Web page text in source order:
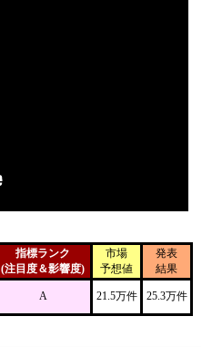
指標ランク
(注目度＆影響度)
市場
予想値
発表
結果
A 21.5万件 25.3万件